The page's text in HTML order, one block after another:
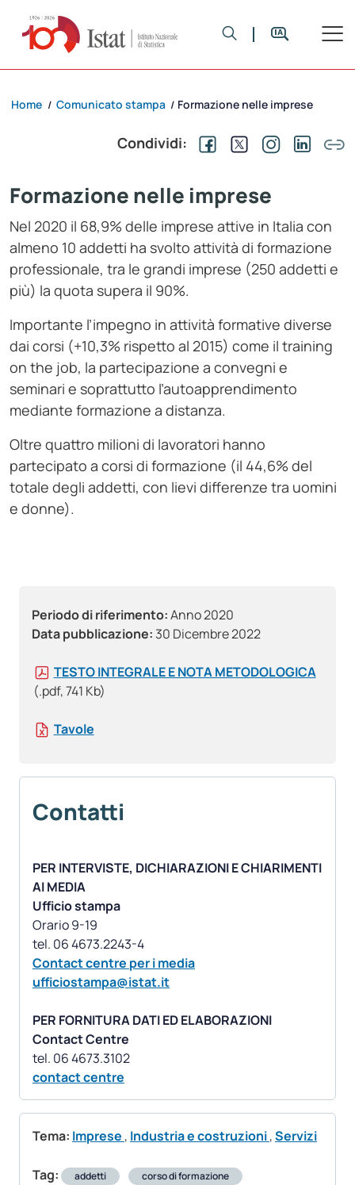
Periodo di riferimento:Anno 2020
Data pubblicazione: 30 Dicembre 2022
TESTO INTEGRALE E NOTA METODOLOGICA
(.pdf, 741 Kb)
Tavole
Contatti
PER INTERVISTE, DICHIARAZIONI E CHIARIMENTI
AI MEDIA
Ufficio stampa
Orario 9-19
Contact centre per i media
ufficiostampa@istat.it
PER FORNITURA DATI ED ELABORAZIONI
Contact Centre
contact centre
Tema: Imprese , Industria e costruzioni,Servizi
Tag: addetti
corso di formazione
Home / Comunicato stampa / Formazione nelle imprese
Condividi:
Formazione nelle imprese
Nel 2020 il 68,9% delle imprese attive in Italia con
almeno 10 addetti ha svolto attività di formazione
professionale, tra le grandi imprese (250 addetti e
più) la quota supera il 90%.
Importante l’impegno in attività formative diverse
dai corsi (+10,3% rispetto al 2015) come il training
on the job, la partecipazione a convegni e
seminari e soprattutto l’autoapprendimento
mediante formazione a distanza.
Oltre quattro milioni di lavoratori hanno
partecipato a corsi di formazione (il 44,6% del
totale degli addetti, con lievi differenze tra uomini
e donne).